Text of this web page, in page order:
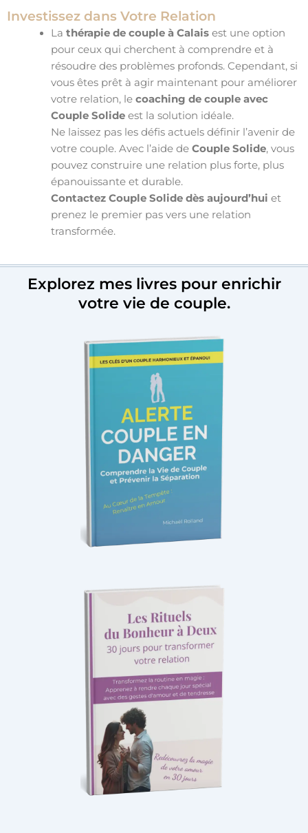
Investissez dans Votre Relation
La thérapie de couple à Calaisest une option
pour ceux qui cherchent à comprendre et à
résoudre des problèmes profonds. Cependant, si
vous êtes prêt à agir maintenant pour améliorer
votre relation, le coaching de couple avec
Couple Solideest la solution idéale.
Ne laissez pas les défis actuels définir l’avenir de
votre couple. Avec l’aide de Couple Solide, vous
pouvez construire une relation plus forte, plus
épanouissante et durable.
Contactez Couple Solide dès aujourd’hui et
prenez le premier pas vers une relation
transformée.
Explorez mes livres pour enrichir
votre vie de couple.